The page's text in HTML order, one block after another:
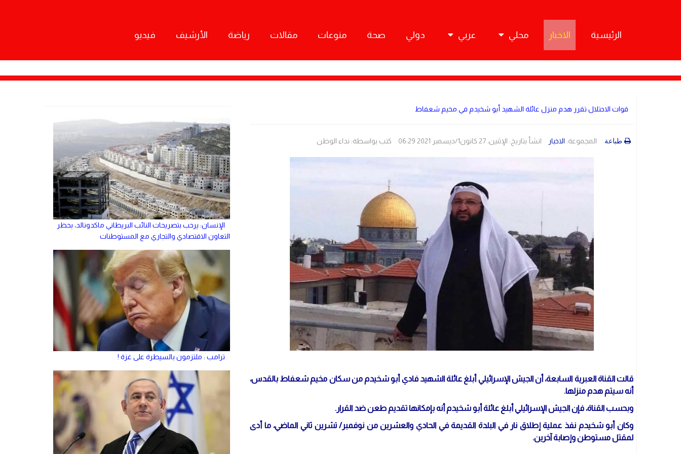
الرئيسية الاخبار محلي عربي دولي صحة منوعات مقالات رياضة الأرشيف فيديو
قوات الاحتلال تقرر هدم منزل عائلة الشهيد أبو شخيدم في مخيم شعفاط
المجموعة: الاخبار انشأ بتاريخ: الإثنين، 27 كانون1/ديسمبر 2021 06:29 كتب بواسطة: نداء الوطن طباعة
قالت القناة العبرية السابعة، أن الجيش الإسرائيلي أبلغ عائلة الشهيد فادي أبو شخيدم من سكان مخيم شعفاط بالقدس،
أنه سيتم هدم منزلها.
وبحسب القناة، فإن الجيش الإسرائيلي أبلغ عائلة أبو شخيدم أنه بإمكانها تقديم طعن ضد القرار.
وكان أبو شخيدم نفذ عملية إطلاق نار في البلدة القديمة في الحادي والعشرين من نوفمبر/ تشرين ثاني الماضي، ما أدى
لمقتل مستوطن وإصابة آخرين.
الإنسان: يرحب بتصريحات النائب البريطاني ماكدونالد، بحظر
التعاون الاقتصادي والتجاري مع المستوطنات
ترامب : ملتزمون بالسيطرة على غزة !